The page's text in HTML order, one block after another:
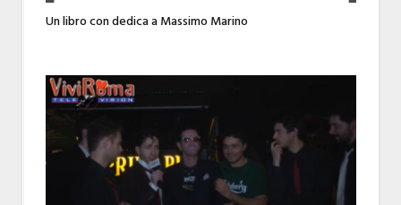
Un libro con dedica a Massimo Marino